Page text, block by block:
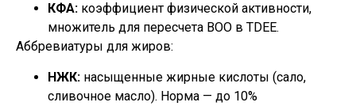
КФА: коэффициент физической активности,
множитель для пересчета ВОО в TDEE.
Аббревиатуры для жиров:
НЖК: насыщенные жирные кислоты (сало,
сливочное масло). Норма — до 10%